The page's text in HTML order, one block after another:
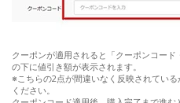
クーポンが適用されると「クーポンコー
の下に値引き額が表示されます。
※こちらの2点が間違いなく反映されてい
ください。